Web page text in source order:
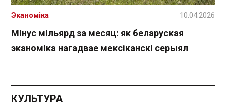
Мінус мільярд за месяц: як беларуская
эканоміка нагадвае мексіканскі серыял
Эканоміка 10.04.2026
КУЛЬТУРА